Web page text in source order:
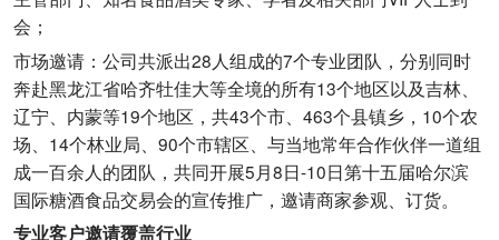
会；
市场邀请：公司共派出28人组成的7个专业团队，分别同时
奔赴黑龙江省哈齐牡佳大等全境的所有13个地区以及吉林、
辽宁、内蒙等19个地区，共43个市、463个县镇乡，10个农
场、14个林业局、90个市辖区、与当地常年合作伙伴一道组
成一百余人的团队，共同开展5月8日-10日第十五届哈尔滨
国际糖酒食品交易会的宣传推广，邀请商家参观、订货。
专业客户邀请覆盖行业